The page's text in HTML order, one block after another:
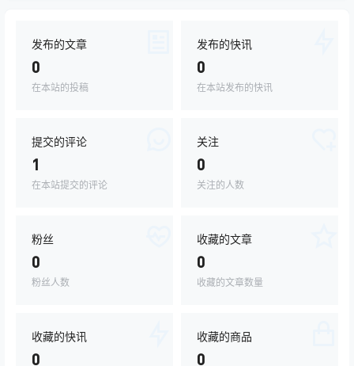
发布的文章
0
在本站的投稿
发布的快讯
0
在本站发布的快讯
提交的评论
1
在本站提交的评论
关注
0
关注的人数
粉丝
0
粉丝人数
收藏的文章
0
收藏的文章数量
收藏的快讯
0
收藏的商品
0